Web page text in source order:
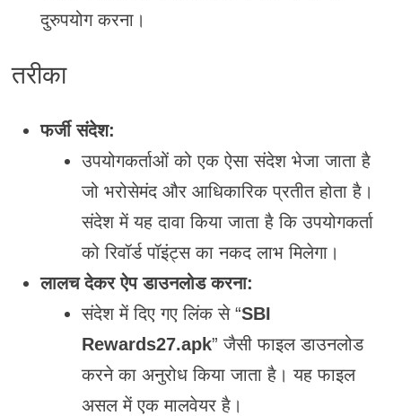
दुरुपयोग करना।
तरीका
फर्जी संदेश:
उपयोगकर्ताओं को एक ऐसा संदेश भेजा जाता है
जो भरोसेमंद और आधिकारिक प्रतीत होता है।
संदेश में यह दावा किया जाता है कि उपयोगकर्ता
को रिवॉर्ड पॉइंट्स का नकद लाभ मिलेगा।
लालच देकर ऐप डाउनलोड करना:
संदेश में दिए गए लिंक से “SBI
Rewards27.apk” जैसी फाइल डाउनलोड
करने का अनुरोध किया जाता है। यह फाइल
असल में एक मालवेयर है।